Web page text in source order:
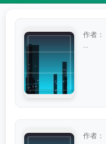
作者：
作者：